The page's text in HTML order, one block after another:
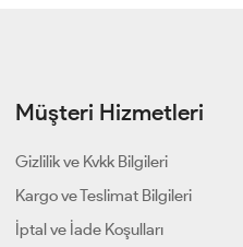
Müşteri Hizmetleri
Gizlilik ve Kvkk Bilgileri
Kargo ve Teslimat Bilgileri
İptal ve İade Koşulları